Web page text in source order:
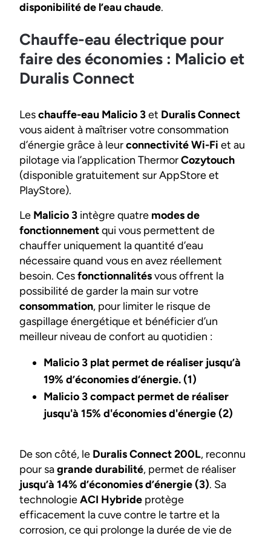
disponibilité de l’eau chaude.
Chauffe-eau électrique pour
faire des économies : Malicio et
Duralis Connect
Leschauffe-eau Malicio 3et Duralis Connect
vous aident à maîtriser votre consommation
d’énergie grâce à leurconnectivité Wi-Fi et au
pilotage via l’application ThermorCozytouch
(disponible gratuitement sur AppStore et
PlayStore).
Le Malicio 3 intègre quatre modes de
fonctionnementqui vous permettent de
chauffer uniquement la quantité d’eau
nécessaire quand vous en avez réellement
besoin. Cesfonctionnalitésvous offrent la
possibilité de garder la main sur votre
consommation, pour limiter le risque de
gaspillage énergétique et bénéficier d’un
meilleur niveau de confort au quotidien :
Malicio 3 plat permet de réaliser jusqu’à
19% d’économies d‘énergie. (1)
Malicio 3 compact permet de réaliser
jusqu'à 15% d'économies d'énergie (2)
De son côté, le Duralis Connect 200L, reconnu
pour sagrande durabilité, permet de réaliser
jusqu’à 14% d’économies d’énergie (3). Sa
technologieACI Hybride protège
efficacement la cuve contre le tartre et la
corrosion, ce qui prolonge la durée de vie de